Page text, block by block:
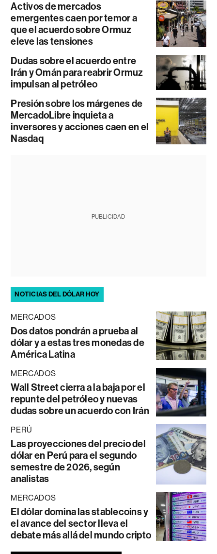
Activos de mercados
emergentes caen por temor a
que el acuerdo sobre Ormuz
eleve las tensiones
Dudas sobre el acuerdo entre
Irán y Omán para reabrir Ormuz
impulsan al petróleo
Presión sobre los márgenes de
MercadoLibre inquieta a
inversores y acciones caen en el
Nasdaq
PUBLICIDAD
NOTICIAS DEL DÓLAR HOY
MERCADOS
Dos datos pondrán a prueba al
dólar y a estas tres monedas de
América Latina
MERCADOS
Wall Street cierra a la baja por el
repunte del petróleo y nuevas
dudas sobre un acuerdo con Irán
PERÚ
Las proyecciones del precio del
dólar en Perú para el segundo
semestre de 2026, según
analistas
MERCADOS
El dólar domina las stablecoins y
el avance del sector lleva el
debate más allá del mundo cripto